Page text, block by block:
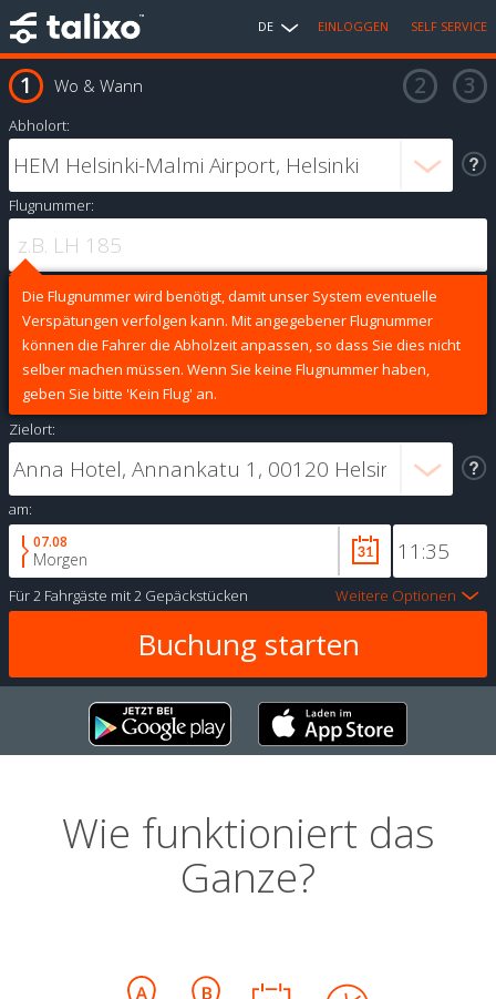
DE EINLOGGEN SELF SERVICE
Wo & Wann
Abholort:
Flugnummer:
Die Flugnummer wird benötigt, damit unser System eventuelle
Verspätungen verfolgen kann. Mit angegebener Flugnummer
können die Fahrer die Abholzeit anpassen, so dass Sie dies nicht
selber machen müssen. Wenn Sie keine Flugnummer haben,
geben Sie bitte 'Kein Flug' an.
Zielort:
am:
07.08
Morgen
Für2 Fahrgäste mit2 Gepäckstücken Weitere Optionen
Wie funktioniert das
Ganze?